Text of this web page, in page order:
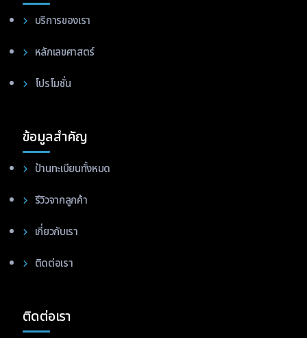
บริการของเรา
หลักเลขศาสตร์
โปรโมชั่น
ข้อมูลสำคัญ
ป้านทะเบียนทั้งหมด
รีวิวจากลูกค้า
เกี่ยวกับเรา
ติดต่อเรา
ติดต่อเรา